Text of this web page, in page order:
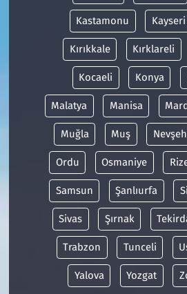
Kastamonu Kayseri
Kırıkkale Kırklareli
Kocaeli Konya
Malatya Manisa
Muğla Muş
Ordu Osmaniye
Samsun Şanlıurfa
Sivas Şırnak
Trabzon Tunceli
Yalova Yozgat